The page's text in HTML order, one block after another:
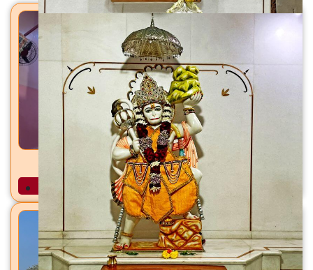
सप्तशृंगी मंदिर सलाबतपुरा, सुरत, जि. सुरत
अधिक माहिती